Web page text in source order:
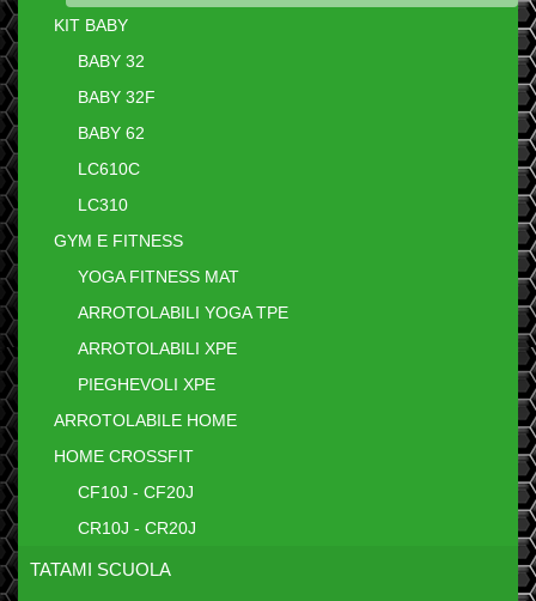
KIT BABY
BABY 32
BABY 32F
BABY 62
LC610C
LC310
GYM E FITNESS
YOGA FITNESS MAT
ARROTOLABILI YOGA TPE
ARROTOLABILI XPE
PIEGHEVOLI XPE
ARROTOLABILE HOME
HOME CROSSFIT
CF10J - CF20J
CR10J - CR20J
TATAMI SCUOLA